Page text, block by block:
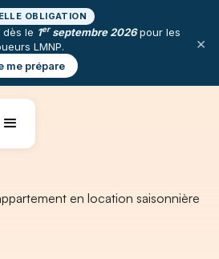
OBLIGATION
le 1erseptembre 2026pour les
LMNP.
me prépare
×
en location saisonnière